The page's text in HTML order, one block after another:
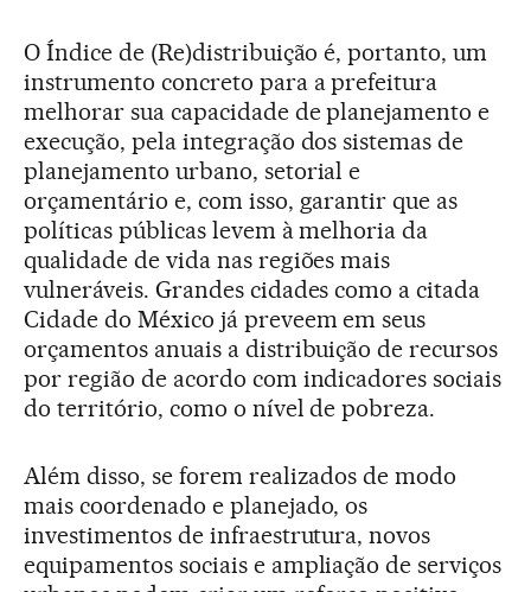
O Índice de (Re)distribuição é, portanto, um
instrumento concreto para a prefeitura
melhorar sua capacidade de planejamento e
execução, pela integração dos sistemas de
planejamento urbano, setorial e
orçamentário e, com isso, garantir que as
políticas públicas levem à melhoria da
qualidade de vida nas regiões mais
vulneráveis. Grandes cidades como a citada
Cidade do México já preveem em seus
orçamentos anuais a distribuição de recursos
por região de acordo com indicadores sociais
do território, como o nível de pobreza.
Além disso, se forem realizados de modo
mais coordenado e planejado, os
investimentos de infraestrutura, novos
equipamentos sociais e ampliação de serviços